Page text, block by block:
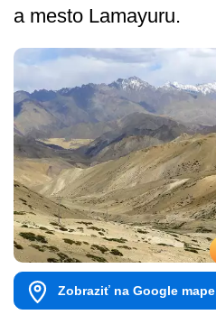
a mesto Lamayuru.
Zobraziť na Google mape